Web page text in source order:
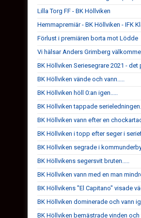
Lilla Torg FF - BK Höllviken
Hemmapremiär - BK Höllviken - IFK
Förlust i premiären borta mot Lödde
Vi hälsar Anders Grimberg
BK Höllviken Seriesegrare 2021 - det
BK Höllviken vände och vann.....
BK Höllviken höll 0:an igen.....
BK Höllviken tappade
BK Höllviken vann efter en
BK Höllviken i topp efter seger i
BK Höllviken segrade i
BK Höllvikens segersvit bruten.....
BK Höllviken vann med en man
BK Höllvikens "El Capitano" visade
BK Höllviken dominerade och vann
BK Höllviken bemästrade vinden och